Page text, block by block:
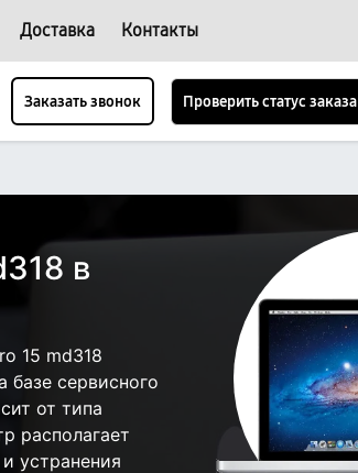
Доставка Контакты
Заказать звонок Проверить статус заказа
в
15 md318
сервисного
от типа
располагает
устранения